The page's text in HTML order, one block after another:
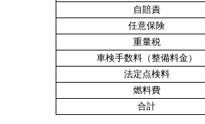
自賠責
任意保険
重量税
車検手数料（整備料金）
法定点検料
燃料費
合計